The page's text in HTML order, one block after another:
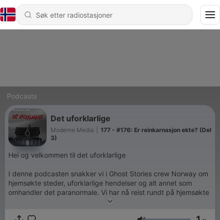
Podcasts
Det uforklarlige
Moderne Media
177 - #176: Er reinkarnasjon ekte? (Del
3)
Hei og velkommen til det uforklarlige
I denne podcasten snakker vi i Ghost Stories crew Norway om
hjemsøkte steder, uforklarlige hendelser og alt annet som
omhandler det paranormale. Vi har nå reist rundt på hjemsøkte
steder i over 5 år så vi har noen historier og dele.